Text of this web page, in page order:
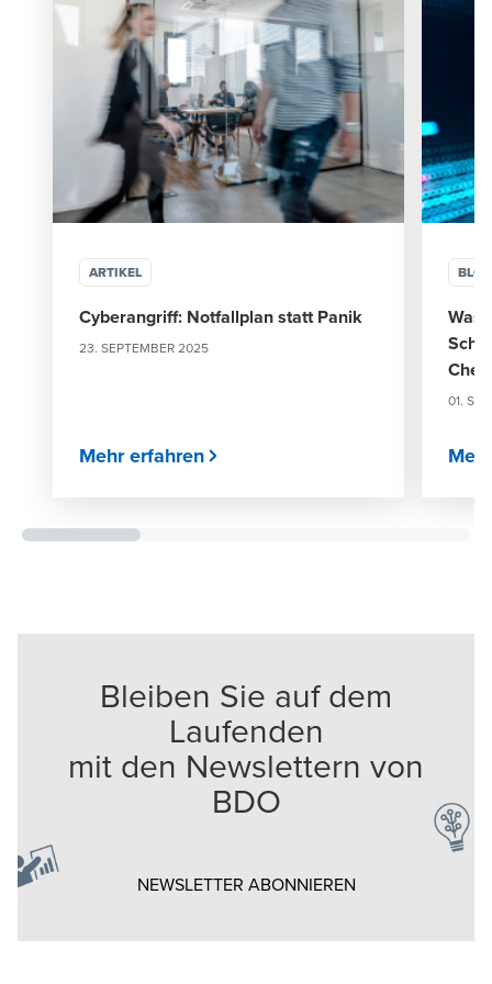
ARTIKEL
Cyberangriff: Notfallplan statt Panik
23. SEPTEMBER 2025
Mehr erfahren
BLOG
Was
01.
Bleiben Sie auf dem
Laufenden
mit den Newslettern von
BDO
NEWSLETTER ABONNIERENOpens in a new